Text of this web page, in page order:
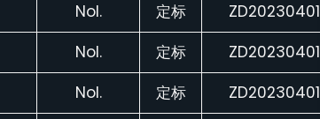
Nol. 定标
ZD20230401
Nol. 定标
ZD20230401
Nol. 定标
ZD20230401